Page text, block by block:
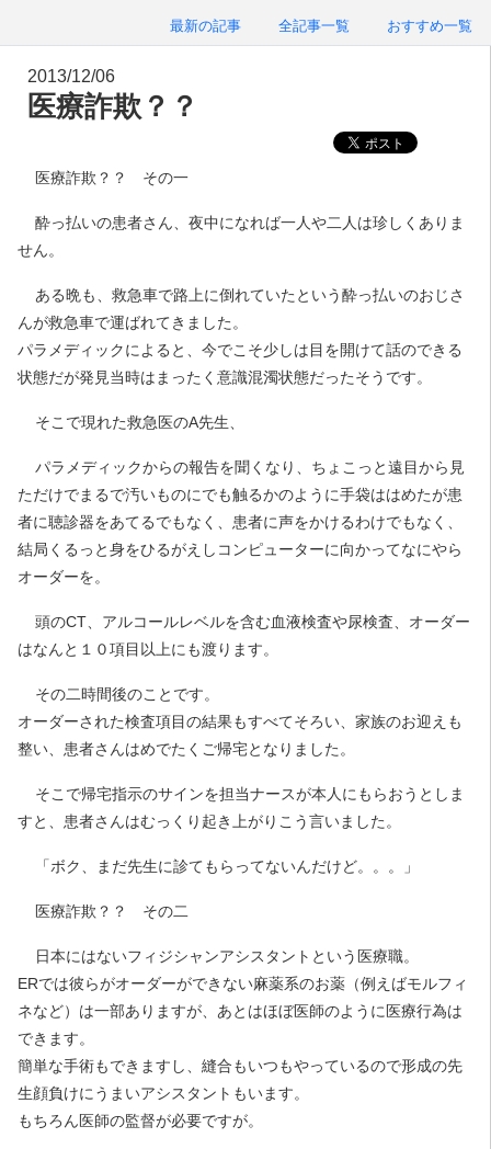
最新の記事 全記事一覧 おすすめ一覧
2013/12/06
医療詐欺？？
医療詐欺？？ その一
酔っ払いの患者さん、夜中になれば一人や二人は珍しくありま
せん。
ある晩も、救急車で路上に倒れていたという酔っ払いのおじさ
んが救急車で運ばれてきました。
パラメディックによると、今でこそ少しは目を開けて話のできる
状態だが発見当時はまったく意識混濁状態だったそうです。
そこで現れた救急医のA先生、
パラメディックからの報告を聞くなり、ちょこっと遠目から見
ただけでまるで汚いものにでも触るかのように手袋ははめたが患
者に聴診器をあてるでもなく、患者に声をかけるわけでもなく、
結局くるっと身をひるがえしコンピューターに向かってなにやら
オーダーを。
頭のCT、アルコールレベルを含む血液検査や尿検査、オーダー
はなんと１０項目以上にも渡ります。
その二時間後のことです。
オーダーされた検査項目の結果もすべてそろい、家族のお迎えも
整い、患者さんはめでたくご帰宅となりました。
そこで帰宅指示のサインを担当ナースが本人にもらおうとしま
すと、患者さんはむっくり起き上がりこう言いました。
「ボク、まだ先生に診てもらってないんだけど。。。」
医療詐欺？？ その二
日本にはないフィジシャンアシスタントという医療職。
ERでは彼らがオーダーができない麻薬系のお薬（例えばモルフィ
ネなど）は一部ありますが、あとはほぼ医師のように医療行為は
できます。
簡単な手術もできますし、縫合もいつもやっているので形成の先
生顔負けにうまいアシスタントもいます。
もちろん医師の監督が必要ですが。